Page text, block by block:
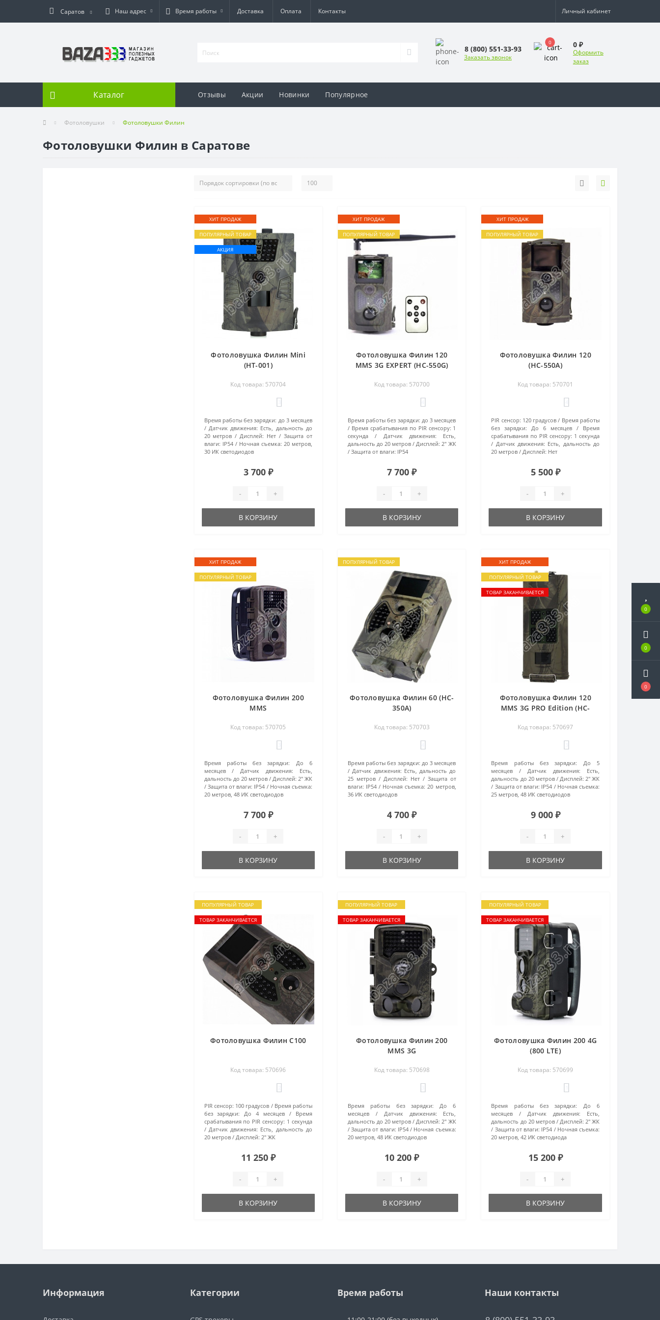
0
0
0
Саратов Наш адрес Время работы Доставка Оплата Контакты Личный кабинет
8 (800) 551-33-93
Заказать звонок
0 0 ₽
Оформить
заказ
Каталог Отзывы Акции Новинки Популярное
Фотоловушки Фотоловушки Филин
Фотоловушки Филин в Саратове
ХИТ ПРОДАЖ
ПОПУЛЯРНЫЙ ТОВАР
АКЦИЯ
Фотоловушка Филин Mini
(HT-001)
Код товара: 570704
Время работы без зарядки: до 3 месяцев
Датчик движения: Есть, дальность до
20 метров
Дисплей: Нет
Защита от
влаги: IP54 Ночная съемка: 20 метров,
30 ИК светодиодов
3 700 ₽
- +
В КОРЗИНУ
ХИТ ПРОДАЖ
ПОПУЛЯРНЫЙ ТОВАР
Фотоловушка Филин 120
MMS 3G EXPERT (HC-550G)
Код товара: 570700
Время работы без зарядки: до 3 месяцев
Время срабатывания по PIR сенсору: 1
секунда
Датчик движения:
Есть,
дальность до 20 метров
Дисплей: 2" ЖК
Защита от влаги: IP54
7 700 ₽
- +
В КОРЗИНУ
ХИТ ПРОДАЖ
ПОПУЛЯРНЫЙ ТОВАР
Фотоловушка Филин 120
(HC-550A)
Код товара: 570701
PIR сенсор: 120 градусов
Время работы
без зарядки:
До 6 месяцев
Время
срабатывания по PIR сенсору: 1 секунда
Датчик движения: Есть, дальность до
20 метров
Дисплей: Нет
5 500 ₽
- +
В КОРЗИНУ
ХИТ ПРОДАЖ
ПОПУЛЯРНЫЙ ТОВАР
Фотоловушка Филин 200
MMS
Код товара: 570705
Время работы без зарядки:
До 6
месяцев
Датчик движения:
Есть,
дальность до 20 метров
Дисплей: 2" ЖК
Защита от влаги: IP54
Ночная съемка:
20 метров, 48 ИК светодиодов
7 700 ₽
- +
В КОРЗИНУ
ПОПУЛЯРНЫЙ ТОВАР
Фотоловушка Филин 60 (HC-
350A)
Код товара: 570703
Время работы без зарядки: до 3 месяцев
Датчик движения: Есть, дальность до
25 метров
Дисплей: Нет
Защита от
влаги: IP54 Ночная съемка: 20 метров,
36 ИК светодиодов
4 700 ₽
- +
В КОРЗИНУ
ХИТ ПРОДАЖ
ПОПУЛЯРНЫЙ ТОВАР
ТОВАР ЗАКАНЧИВАЕТСЯ
Фотоловушка Филин 120
MMS 3G PRO Edition (HC-
Код товара: 570697
Время работы без зарядки:
До 5
месяцев
Датчик движения:
Есть,
дальность до 20 метров
Дисплей: 2" ЖК
Защита от влаги: IP54
Ночная съемка:
25 метров, 48 ИК светодиодов
9 000 ₽
- +
В КОРЗИНУ
ПОПУЛЯРНЫЙ ТОВАР
ТОВАР ЗАКАНЧИВАЕТСЯ
Фотоловушка Филин С100
Код товара: 570696
PIR сенсор: 100 градусов
Время работы
без зарядки:
До 4 месяцев
Время
срабатывания по PIR сенсору: 1 секунда
Датчик движения: Есть, дальность до
20 метров
Дисплей: 2" ЖК
11 250 ₽
- +
В КОРЗИНУ
ПОПУЛЯРНЫЙ ТОВАР
ТОВАР ЗАКАНЧИВАЕТСЯ
Фотоловушка Филин 200
MMS 3G
Код товара: 570698
Время работы без зарядки:
До 6
месяцев
Датчик движения:
Есть,
дальность до 20 метров
Дисплей: 2" ЖК
Защита от влаги: IP54
Ночная съемка:
20 метров, 48 ИК светодиодов
10 200 ₽
- +
В КОРЗИНУ
ПОПУЛЯРНЫЙ ТОВАР
ТОВАР ЗАКАНЧИВАЕТСЯ
Фотоловушка Филин 200 4G
(800 LTE)
Код товара: 570699
Время работы без зарядки:
До 6
месяцев
Датчик движения:
Есть,
дальность до 20 метров
Дисплей: 2" ЖК
Защита от влаги: IP54
Ночная съемка:
20 метров, 42 ИК светодиода
15 200 ₽
- +
В КОРЗИНУ
Информация Категории Время работы Наши контакты